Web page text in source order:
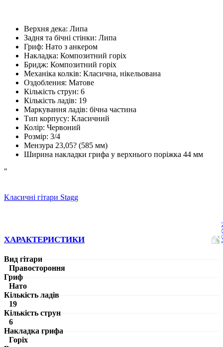
Верхня дека: Липа
Задня та бічні стінки: Липа
Гриф: Нато з анкером
Накладка: Композитний горіх
Бридж: Композитний горіх
Механіка колків: Класична, нікельована
Оздоблення: Матове
Кількість струн: 6
Кількість ладів: 19
Маркування ладів: бічна частина
Тип корпусу: Класичний
Колір: Червоний
Розмір: 3/4
Мензура 23,05? (585 мм)
Ширина накладки грифа у верхнього поріжка 44 мм
"
Класичні гітари Stagg
ХАРАКТЕРИСТИКИ
Вид гітари
Правостороння
Гриф
Нато
Кількість ладів
19
Кількість струн
6
Накладка грифа
Горіх